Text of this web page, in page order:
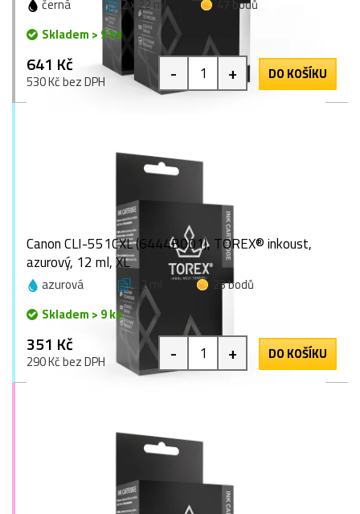
černá 2 x 22 ml
47 bodů
Skladem > 9 ks
641 Kč
530 Kč bez DPH - + DO KOŠÍKU
Canon CLI-551CXL (6444B001), TOREX® inkoust,
azurový, 12 ml, XL
azurová 12 ml
23 bodů
Skladem > 9 ks
351 Kč
290 Kč bez DPH - + DO KOŠÍKU